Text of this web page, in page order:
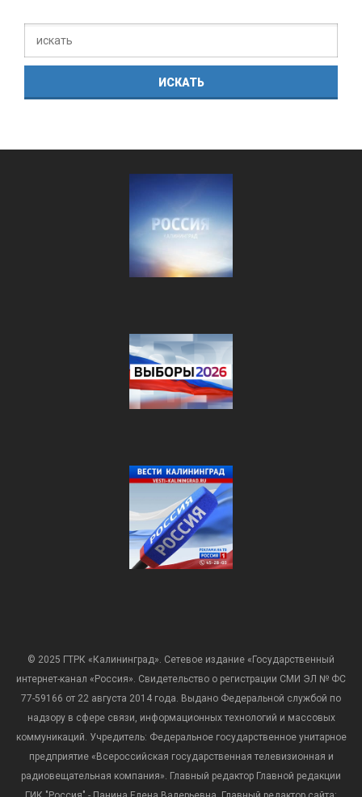
© 2025 ГТРК «Калининград». Сетевое издание «Государственный
интернет-канал «Россия». Свидетельство о регистрации СМИ ЭЛ № ФС
77-59166 от 22 августа 2014 года. Выдано Федеральной службой по
надзору в сфере связи, информационных технологий и массовых
коммуникаций. Учредитель: Федеральное государственное унитарное
предприятие «Всероссийская государственная телевизионная и
радиовещательная компания». Главный редактор Главной редакции